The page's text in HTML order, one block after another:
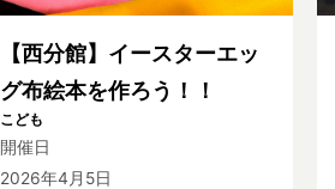
【西分館】イースターエッ
グ布絵本を作ろう！！
こども
開催日
2026年4月5日